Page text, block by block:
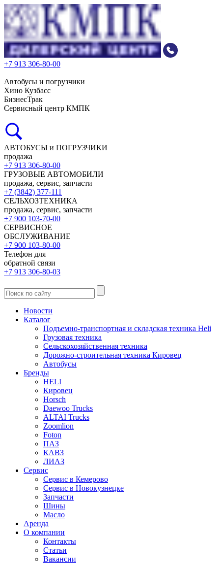
+7 913 306-80-00
Автобусы и погрузчики
Хино Кузбасс
БизнесТрак
Сервисный центр КМПК
АВТОБУСЫ и ПОГРУЗЧИКИ
продажа
+7 913 306-80-00
ГРУЗОВЫЕ АВТОМОБИЛИ
продажа, сервис, запчасти
+7 (3842) 377-111
СЕЛЬХОЗТЕХНИКА
продажа, сервис, запчасти
+7 900 103-70-00
СЕРВИСНОЕ
ОБСЛУЖИВАНИЕ
+7 900 103-80-00
Телефон для
обратной связи
+7 913 306-80-03
Новости
Каталог
Подъемно-транспортная и складская техника Heli
Грузовая техника
Сельскохозяйственная техника
Дорожно-строительная техника Кировец
Автобусы
Бренды
HELI
Кировец
Horsch
Daewoo Trucks
ALTAI Trucks
Zoomlion
Foton
ПАЗ
КАВЗ
ЛИАЗ
Сервис
Сервис в Кемерово
Сервис в Новокузнецке
Запчасти
Шины
Масло
Аренда
О компании
Контакты
Статьи
Вакансии